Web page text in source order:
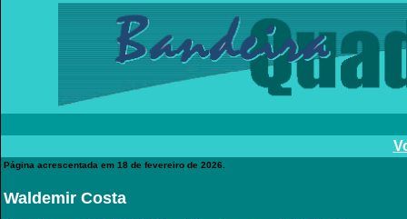
Página acrescentada em 18 de fevereiro de 2026.
Waldemir Costa